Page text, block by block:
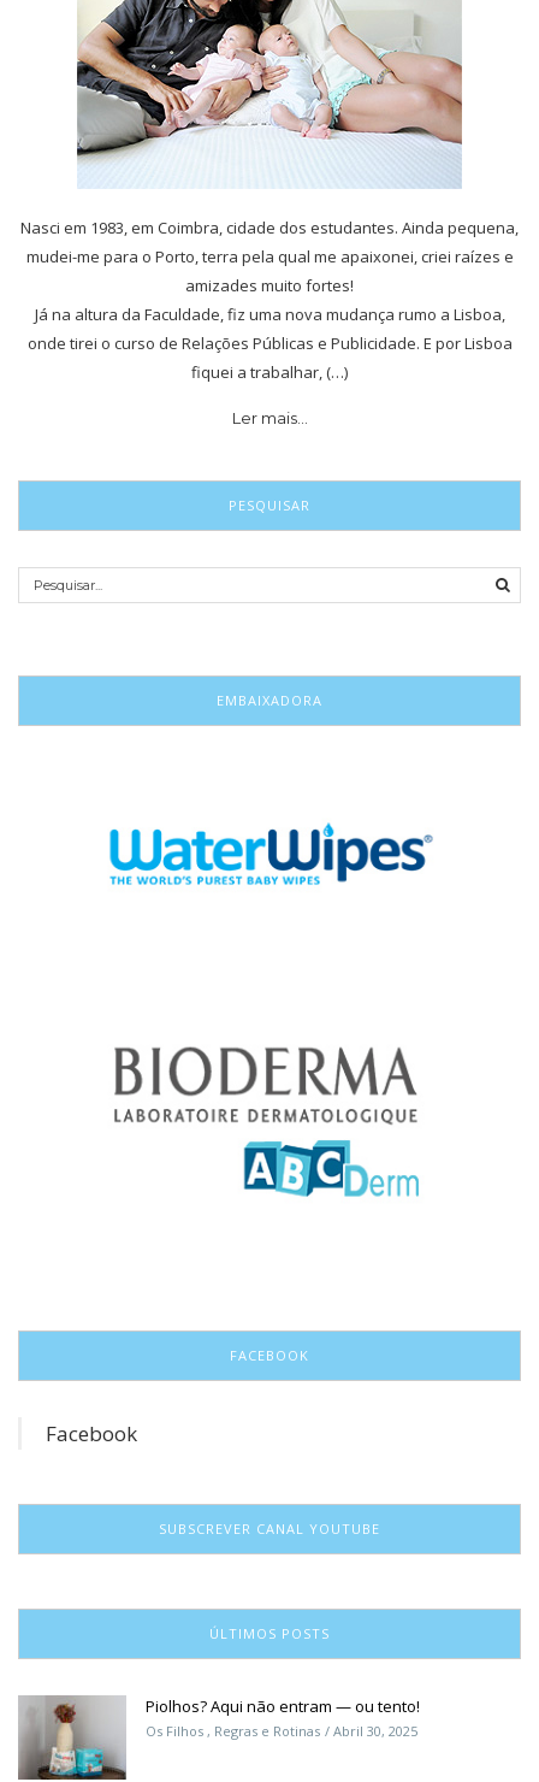
Nasci em 1983, em Coimbra, cidade dos estudantes. Ainda pequena,
mudei-me para o Porto, terra pela qual me apaixonei, criei raízes e
amizades muito fortes!
Já na altura da Faculdade, fiz uma nova mudança rumo a Lisboa,
onde tirei o curso de Relações Públicas e Publicidade. E por Lisboa
fiquei a trabalhar, (…)
Ler mais…
PESQUISAR
EMBAIXADORA
FACEBOOK
Facebook
SUBSCREVER CANAL YOUTUBE
ÚLTIMOS POSTS
Piolhos? Aqui não entram — ou tento!
Os Filhos , Regras e Rotinas Abril 30, 2025